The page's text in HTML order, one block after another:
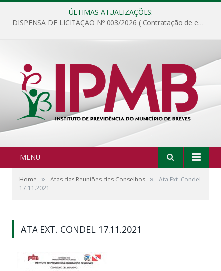
ÚLTIMAS ATUALIZAÇÕES:
DISPENSA DE LICITAÇÃO Nº 003/2026 ( Contratação de empresa para fornecimento de gêneros alimentícios não perecíveis, materiais de expediente, descartáveis, copa e cozinha, para análise e posterior publicação.)
MENU
Home » Atas das Reuniões dos Conselhos »
Ata Ext. Condel
17.11.2021
ATA EXT. CONDEL 17.11.2021